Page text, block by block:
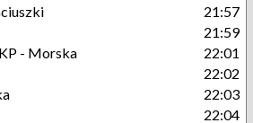
21:57
21:59
- Morska
22:01
22:02
22:03
22:04